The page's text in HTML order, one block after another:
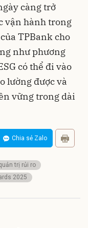
càng trở
vận hành trong
TPBank cho
như phương
có thể đi vào
lường được và
vững trong dài
Chia sẻ Zalo
trị rủi ro
2025